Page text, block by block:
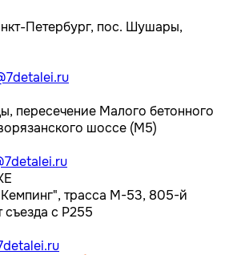
Петербург, пос. Шушары,
пересечение Малого бетонного
шоссе (М5)
трасса M-53, 805-й
съезда с Р255